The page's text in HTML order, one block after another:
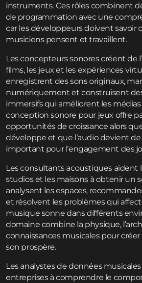
instruments. Ces rôles combinent
de programmation avec une
car les développeurs doivent savoir
musiciens pensent et travaillent.
Les concepteurs sonores créent de
films, les jeux et les expériences
enregistrent des sons originaux,
numériquement et construisent
immersifs qui améliorent les médias
conception sonore pour jeux offre
opportunités de croissance alors
développe et que l’audio devient
important pour l’engagement des
Les consultants acoustiques aident
studios et les maisons à obtenir un
analysent les espaces,
et résolvent les problèmes qui
musique sonne dans différents
domaine combine la physique,
connaissances musicales pour créer
son prospère.
Les analystes de données
entreprises à comprendre le